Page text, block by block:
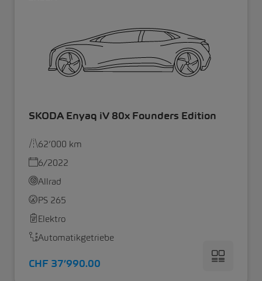
SKODA Enyaq iV 80x Founders Edition
62’000 km
6/2022
Allrad
PS 265
Elektro
Automatikgetriebe
CHF 37’990.00